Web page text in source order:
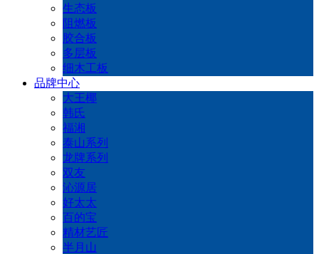
生态板
阻燃板
胶合板
多层板
细木工板
品牌中心
大王椰
韩氏
福湘
泰山系列
龙牌系列
双友
沁源居
好太太
百的宝
精材艺匠
半月山